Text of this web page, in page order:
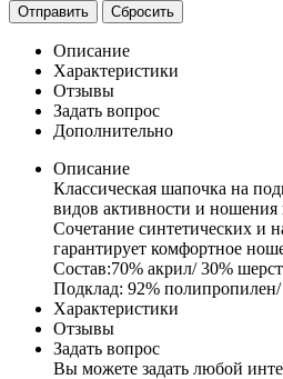
Сбросить
Описание
Характеристики
Отзывы
Задать вопрос
Дополнительно
Описание
Классическая шапочка на
видов активности и ношения
Сочетание синтетических и
гарантирует комфортное
Состав:70% акрил/ 30%
Подклад: 92% полипропилен/
Характеристики
Отзывы
Задать вопрос
Вы можете задать любой